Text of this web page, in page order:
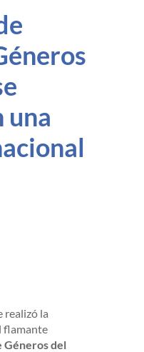
una
realizó la
flamante
Géneros del